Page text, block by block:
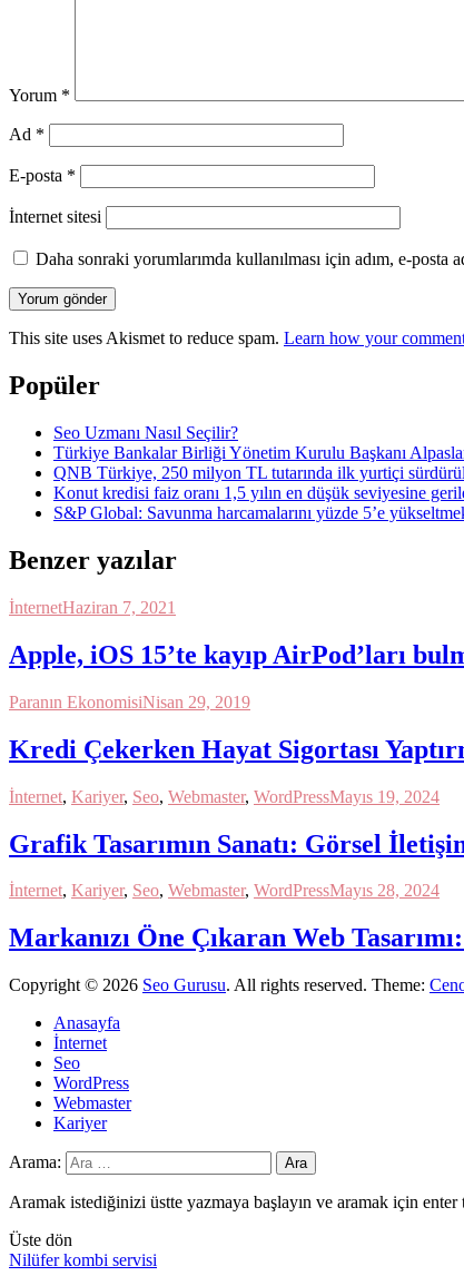
Yorum *
Ad *
E-posta *
İnternet sitesi
Daha sonraki yorumlarımda kullanılması için adım, e-posta
Yorum gönder
This site uses Akismet to reduce spam. Learn how your
Popüler
Seo Uzmanı Nasıl Seçilir?
Türkiye Bankalar Birliği Yönetim Kurulu Başkanı
QNB Türkiye, 250 milyon TL tutarında ilk yurtiçi
Konut kredisi faiz oranı 1,5 yılın en düşük seviyesine
S&P Global: Savunma harcamalarını yüzde 5’e
Benzer yazılar
İnternetHaziran 7, 2021
Apple, iOS 15’te kayıp AirPod’ları
Paranın EkonomisiNisan 29, 2019
Kredi Çekerken Hayat Sigortası
İnternet, Kariyer, Seo, Webmaster, WordPressMayıs 19, 2024
Grafik Tasarımın Sanatı: Görsel
İnternet, Kariyer, Seo, Webmaster, WordPressMayıs 28, 2024
Markanızı Öne Çıkaran Web
Copyright © 2026 Seo Gurusu. All rights reserved. Theme:
Anasayfa
İnternet
Seo
WordPress
Webmaster
Kariyer
Arama:
Aramak istediğinizi üstte yazmaya başlayın ve aramak için enter
Üste dön
Nilüfer kombi servisi